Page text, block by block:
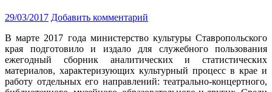
29/03/2017 Добавить комментарий
В марте 2017 года министерство культуры Ставропольского
края подготовило и издало для служебного пользования
ежегодный сборник аналитических и статистических
материалов, характеризующих культурный процесс в крае и
работу отдельных его направлений: театрально-концертного,